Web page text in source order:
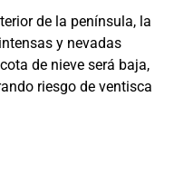
de la península, la
y nevadas
de nieve será baja,
riesgo de ventisca